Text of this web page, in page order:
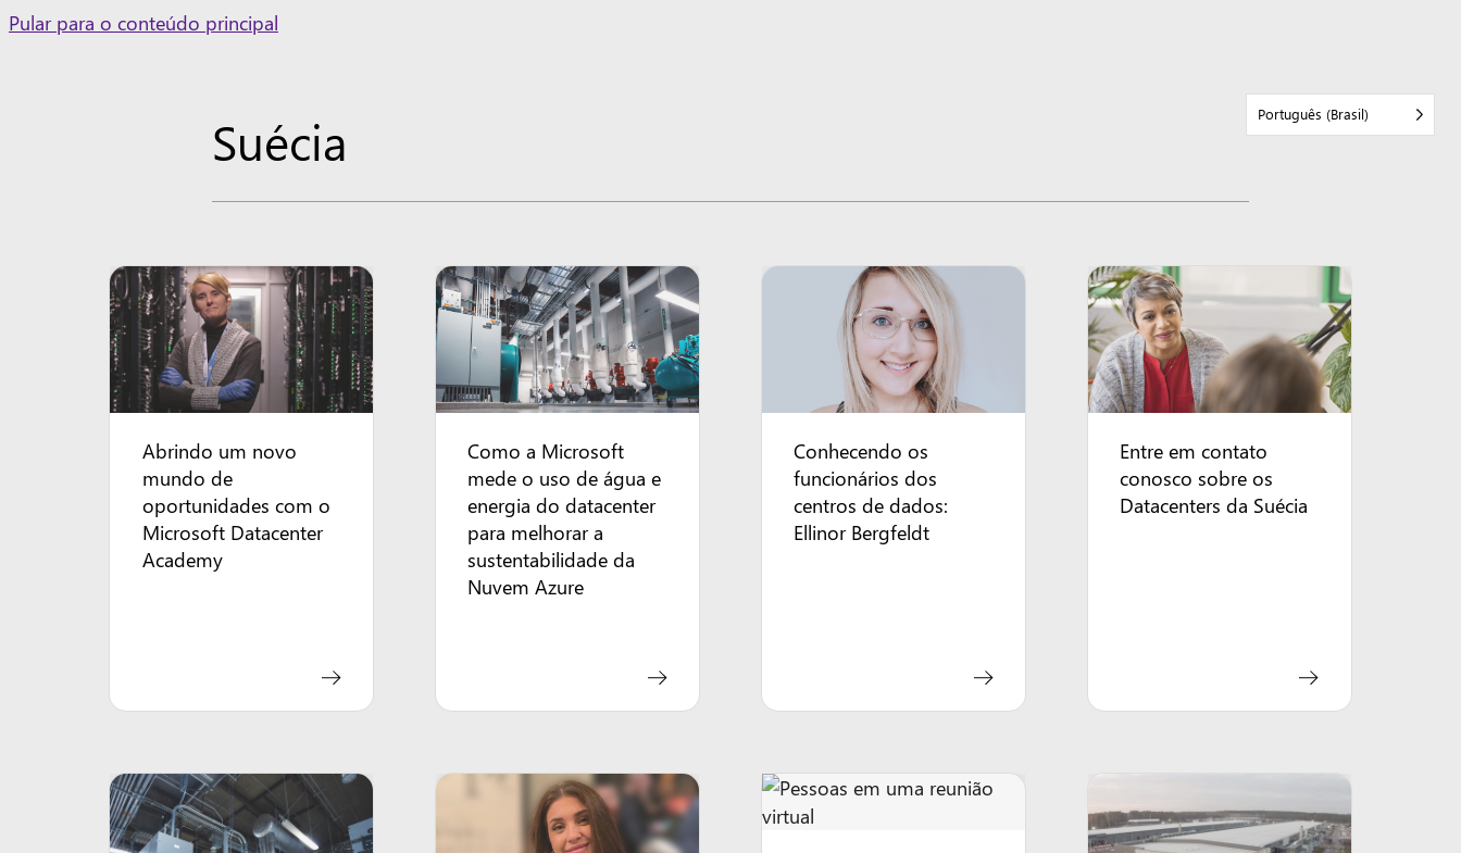
Skip
Pular para o conteúdo principal
Português (Brasil)
Suécia
Abrindo um novo
mundo de
oportunidades com o
Microsoft Datacenter
Academy
Como a Microsoft
mede o uso de água e
energia do datacenter
para melhorar a
sustentabilidade da
Nuvem Azure
Conhecendo os
funcionários dos
centros de dados:
Ellinor Bergfeldt
Entre em contato
conosco sobre os
Datacenters da Suécia